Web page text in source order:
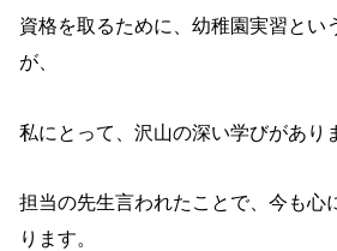
資格を取るために、幼稚園実習とい
が、
私にとって、沢山の深い学びがあり
担当の先生言われたことで、今も心
ります。